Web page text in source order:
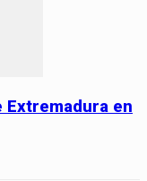
Extremadura en